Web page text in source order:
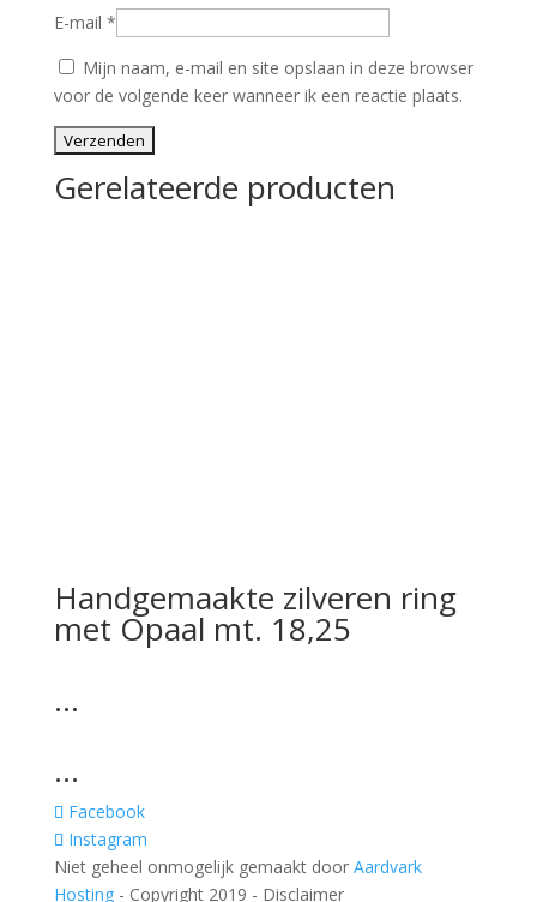
E-mail *
Mijn naam, e-mail en site opslaan in deze browser
voor de volgende keer wanneer ik een reactie plaats.
Gerelateerde producten
Handgemaakte zilveren ring
met Opaal mt. 18,25
…
…
Facebook
Instagram
Niet geheel onmogelijk gemaakt door Aardvark
Hosting - Copyright 2019 - Disclaimer